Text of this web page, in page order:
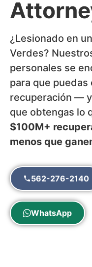
¿Lesionado en
Verdes?
personales se
para que
recuperación —
que obtengas lo
$100M+
menos que
562-276-2140
WhatsApp